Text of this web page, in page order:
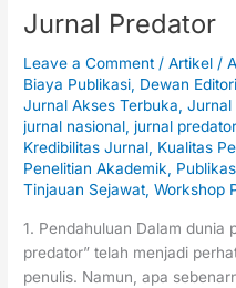
Jurnal Predator
Leave a Comment /Artikel /
Biaya Publikasi, Dewan
Jurnal Akses Terbuka,Jurnal
jurnal nasional, jurnal predator
Kredibilitas Jurnal, Kualitas
Penelitian Akademik,
Tinjauan Sejawat,Workshop
1. Pendahuluan Dalam dunia
predator” telah menjadi
penulis. Namun, apa